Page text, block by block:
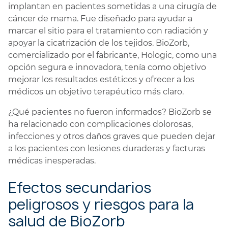
implantan en pacientes sometidas a una cirugía de
cáncer de mama. Fue diseñado para ayudar a
marcar el sitio para el tratamiento con radiación y
apoyar la cicatrización de los tejidos. BioZorb,
comercializado por el fabricante, Hologic, como una
opción segura e innovadora, tenía como objetivo
mejorar los resultados estéticos y ofrecer a los
médicos un objetivo terapéutico más claro.
¿Qué pacientes no fueron informados? BioZorb se
ha relacionado con complicaciones dolorosas,
infecciones y otros daños graves que pueden dejar
a los pacientes con lesiones duraderas y facturas
médicas inesperadas.
Efectos secundarios
peligrosos y riesgos para la
salud de BioZorb